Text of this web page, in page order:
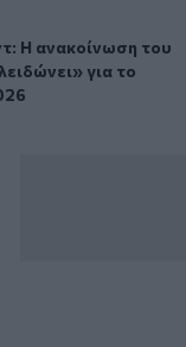
007
Η ανακοίνωση του
Η ανακοίνωση του
για το